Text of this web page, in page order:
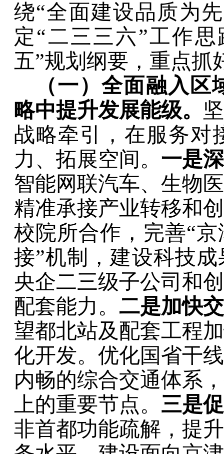
绕“全面建设品质为
定“二三三六”工作思
五”规划纲要，重点抓
（一）全面融入区
略中提升发展能级。
战略牵引，在服务对
力、拓展空间。 一是
智能网联汽车、生物
精准承接产业转移和
校院所合作，完善“京
接”机制，建设科技
央企二三级子公司和
配套能力。 二是加快
望都北站及配套工程
化开发。优化国省干
内畅的综合交通体系
上的重要节点。 三是
非首都功能疏解，提